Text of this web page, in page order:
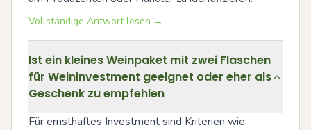
Vollständige Antwort lesen →
Ist ein kleines Weinpaket mit zwei Flaschen
für Weininvestment geeignet oder eher als
Geschenk zu empfehlen
Für ernsthaftes Investment sind Kriterien wie